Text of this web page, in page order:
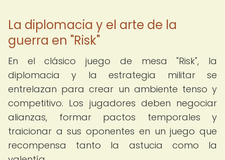
La diplomacia y el arte de la
guerra en "Risk"
En el clásico juego de mesa "Risk", la
diplomacia y la estrategia militar se
entrelazan para crear un ambiente tenso y
competitivo. Los jugadores deben negociar
alianzas, formar pactos temporales y
traicionar a sus oponentes en un juego que
recompensa tanto la astucia como la